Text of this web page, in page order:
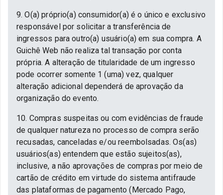
9. O(a) próprio(a) consumidor(a) é o único e exclusivo
responsável por solicitar a transferência de
ingressos para outro(a) usuário(a) em sua compra. A
Guichê Web não realiza tal transação por conta
própria. A alteração de titularidade de um ingresso
pode ocorrer somente 1 (uma) vez, qualquer
alteração adicional dependerá de aprovação da
organização do evento.
10. Compras suspeitas ou com evidências de fraude
de qualquer natureza no processo de compra serão
recusadas, canceladas e/ou reembolsadas. Os(as)
usuários(as) entendem que estão sujeitos(as),
inclusive, a não aprovações de compras por meio de
cartão de crédito em virtude do sistema antifraude
das plataformas de pagamento (Mercado Pago,